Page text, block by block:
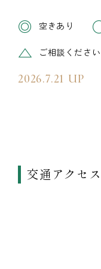
◎ 空きあり
△ ご相談ください
2026.7.21 UP
交通アクセス